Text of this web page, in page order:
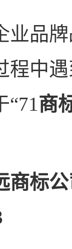
业品
程中
“71商
商标